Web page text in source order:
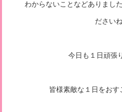
わからないことなどありまし
ださいね
今日も１日頑張
皆様素敵な１日をおす